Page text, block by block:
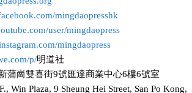
mingdaopresshk
user/mingdaopress
mingdaopress
p/明道社
蒲崗雙喜街9號匯達商業中心6樓6號室
Win Plaza, 9 Sheung Hei Street, San Po Kong,